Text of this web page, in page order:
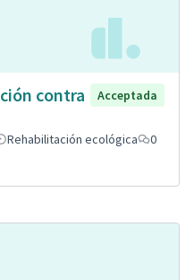
contra
Acceptada
Rehabilitación ecológica
0